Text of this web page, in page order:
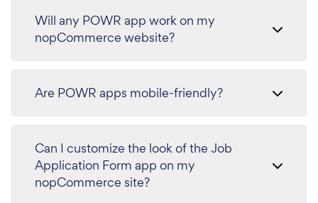
Will any POWR app work on my
nopCommerce website?
Are POWR apps mobile-friendly?
Can I customize the look of the Job
Application Form app on my
nopCommerce site?